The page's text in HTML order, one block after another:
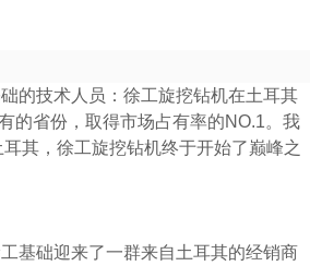
的技术人员：徐工旋挖钻机在土耳其
的省份，取得市场占有率的NO.1。我
其，徐工旋挖钻机终于开始了巅峰之
基础迎来了一群来自土耳其的经销商